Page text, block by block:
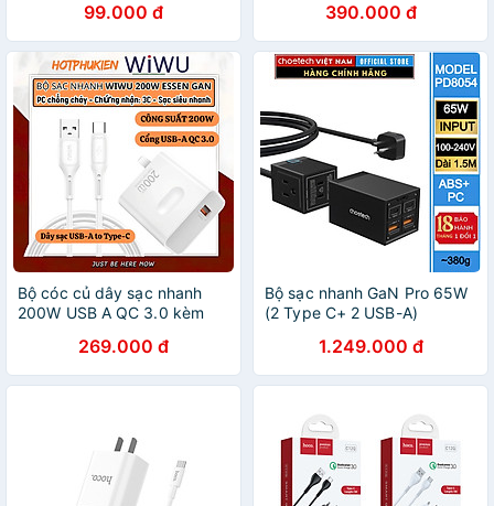
Chính Hãng99.000 đ
cháy hiệu WIWU GAN
ESSEN Fast Charger cho
iPhone 6 15 14 13 12 11
ProMax cho iPad Pro Air
10.2 9.7 10.5 11 12.9 13 inch
S24 S25 cho Macbook cho
Laptop Find Flip Fold - Hàng
nhập khẩu
390.000 đ
Bộ cóc củ dây sạc nhanh
200W USB A QC 3.0 kèm
hiệu WIWU GAN ESSEN Fast
Charger cho iPhone 6 15 14
13 12 11 ProMax cho iPad
Macbook cho Laptop Find
Flip Fold - Hàng nhập khẩu
269.000 đ
Bộ sạc nhanh GaN Pro 65W
(2 Type C+ 2 USB-A)
AC nối dài 1.5m - Hàng chính
hãng
1.249.000 đ